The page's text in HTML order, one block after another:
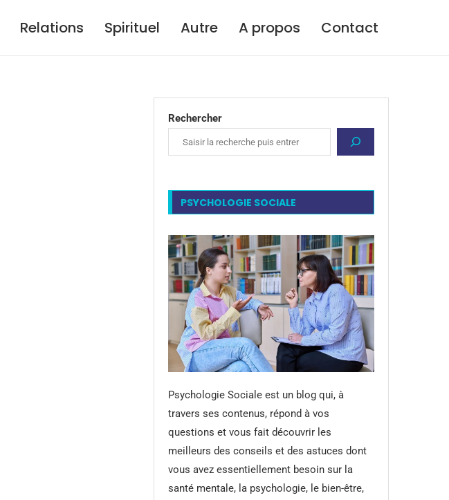
Relations Spirituel Autre A propos Contact
Rechercher
PSYCHOLOGIE SOCIALE
Psychologie Sociale est un blog qui, à
travers ses contenus, répond à vos
questions et vous fait découvrir les
meilleurs des conseils et des astuces dont
vous avez essentiellement besoin sur la
santé mentale, la psychologie, le bien-être,